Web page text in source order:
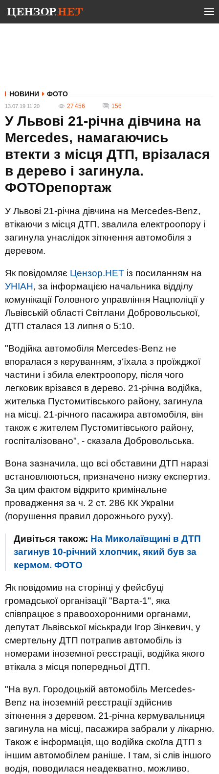
НОВИНИ ФОТО
13.07.19 11:20 27 456 156
У Львові 21-річна дівчина на
Mercedes, намагаючись
втекти з місця ДТП, врізалася
в дерево і загинула.
ФОТОрепортаж
У Львові 21-річна дівчина на Mercedes-Benz,
втікаючи з місця ДТП, звалила електроопору і
загинула унаслідок зіткнення автомобіля з
деревом.
Як повідомляє Цензор.НЕТ із посиланням на
УНІАН, за інформацією начальника відділу
комунікації Головного управління Нацполіції у
Львівській області Світлани Добровольської,
ДТП сталася 13 липня о 5:10.
"Водійка автомобіля Mercedes-Benz не
впоралася з керуванням, з‘їхала з проїжджої
частини і збила електроопору, після чого
легковик врізався в дерево. 21-річна водійка,
жителька Пустомитівського району, загинула
на місці. 21-річного пасажира автомобіля, він
також є жителем Пустомитівського району,
госпіталізовано", - сказала Добровольська.
Вона зазначила, що всі обставини ДТП наразі
встановлюються, призначено низку експертиз.
За цим фактом відкрито кримінальне
провадження за ч. 2 ст. 286 КК України
(порушення правил дорожнього руху).
Дивіться також: На Миколаївщині в ДТП
загинув 10-річний хлопчик, який був за
кермом. ФОТО
Як повідомив на сторінці у фейсбуці
громадської організації "Варта-1", яка
співпрацює з правоохоронними органами,
депутат Львівської міськради Ігор Зінкевич, у
смертельну ДТП потрапив автомобіль із
номерами іноземної реєстрації, водійка якого
втікала з місця попередньої ДТП.
"На вул. Городоцькій автомобіль Mercedes-
Benz на іноземній реєстрації здійснив
зіткнення з деревом. 21-річна кермувальниця
загинула на місці, пасажира забрали у лікарню.
Також є інформація, що водійка скоїла ДТП з
іншим автомобілем раніше. І там, зі слів іншого
водія, поводилася неадекватно, можливо,